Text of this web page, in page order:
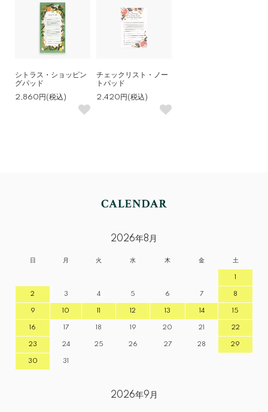
シトラス・ショッピン
グパッド
2,860円(税込)
チェックリスト・ノー
トパッド
2,420円(税込)
2026年8月
日 月 火 水 木 金 土
1
2 3 4 5 6 7 8
9 10 11 12 13 14 15
16 17 18 19 20 21 22
23 24 25 26 27 28 29
30 31
2026年9月